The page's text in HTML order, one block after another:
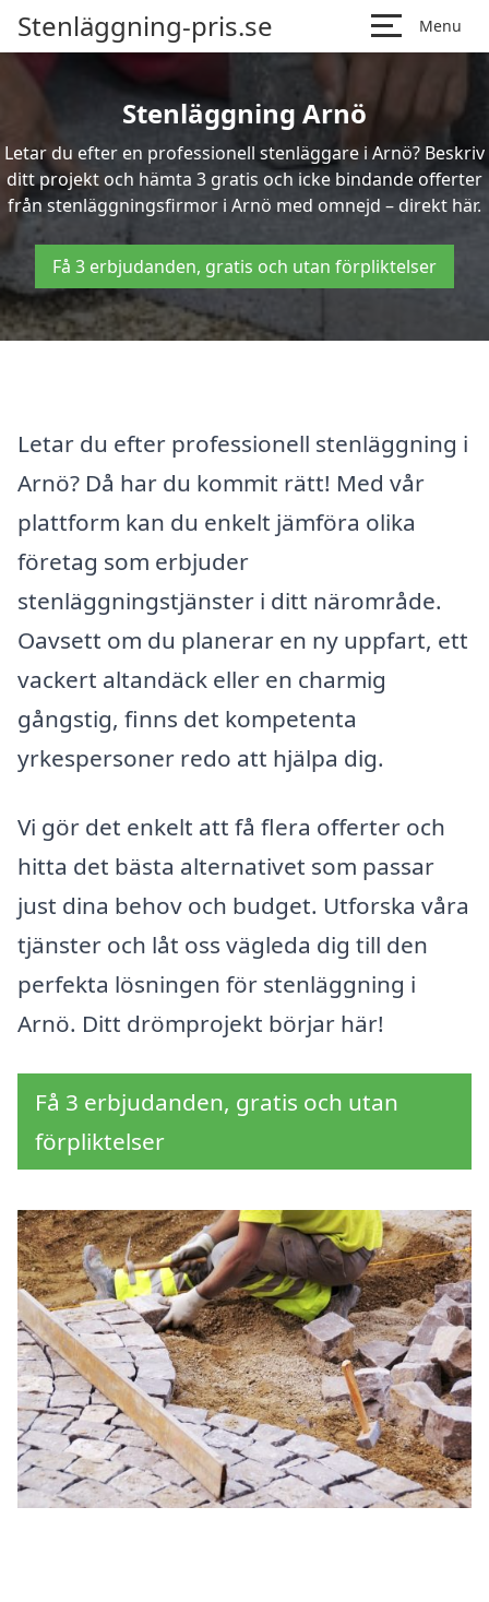
Stenläggning-pris.se Menu
Stenläggning Arnö
Letar du efter en professionell stenläggare i Arnö? Beskriv
ditt projekt och hämta 3 gratis och icke bindande offerter
från stenläggningsfirmor i Arnö med omnejd – direkt här.
Få 3 erbjudanden, gratis och utan förpliktelser
Letar du efter professionell stenläggning i
Arnö? Då har du kommit rätt! Med vår
plattform kan du enkelt jämföra olika
företag som erbjuder
stenläggningstjänster i ditt närområde.
Oavsett om du planerar en ny uppfart, ett
vackert altandäck eller en charmig
gångstig, finns det kompetenta
yrkespersoner redo att hjälpa dig.
Vi gör det enkelt att få flera offerter och
hitta det bästa alternativet som passar
just dina behov och budget. Utforska våra
tjänster och låt oss vägleda dig till den
perfekta lösningen för stenläggning i
Arnö. Ditt drömprojekt börjar här!
Få 3 erbjudanden, gratis och utan
förpliktelser